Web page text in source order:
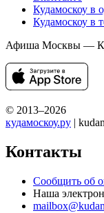
Кудамоскоу в
Кудамоскоу в
Афиша Москвы —
© 2013–2026
кудамоскоу.ру |
Контакты
Сообщить об
Наша